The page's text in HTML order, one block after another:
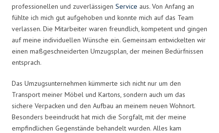
professionellen und zuverlässigen Service aus. Von Anfang an
fühlte ich mich gut aufgehoben und konnte mich auf das Team
verlassen. Die Mitarbeiter waren freundlich, kompetent und gingen
auf meine individuellen Wünsche ein. Gemeinsam entwickelten wir
einen maßgeschneiderten Umzugsplan, der meinen Bedürfnissen
entsprach.
Das Umzugsunternehmen kümmerte sich nicht nur um den
Transport meiner Möbel und Kartons, sondern auch um das
sichere Verpacken und den Aufbau an meinem neuen Wohnort.
Besonders beeindruckt hat mich die Sorgfalt, mit der meine
empfindlichen Gegenstände behandelt wurden. Alles kam